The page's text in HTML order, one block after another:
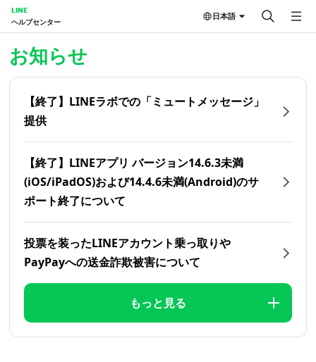
LINE
ヘルプセンター
日本語
お知らせ
【終了】LINEラボでの「ミュートメッセージ」
提供
【終了】LINEアプリ バージョン14.6.3未満
(iOS/iPadOS)および14.4.6未満(Android)のサ
ポート終了について
投票を装ったLINEアカウント乗っ取りや
PayPayへの送金詐欺被害について
もっと見る